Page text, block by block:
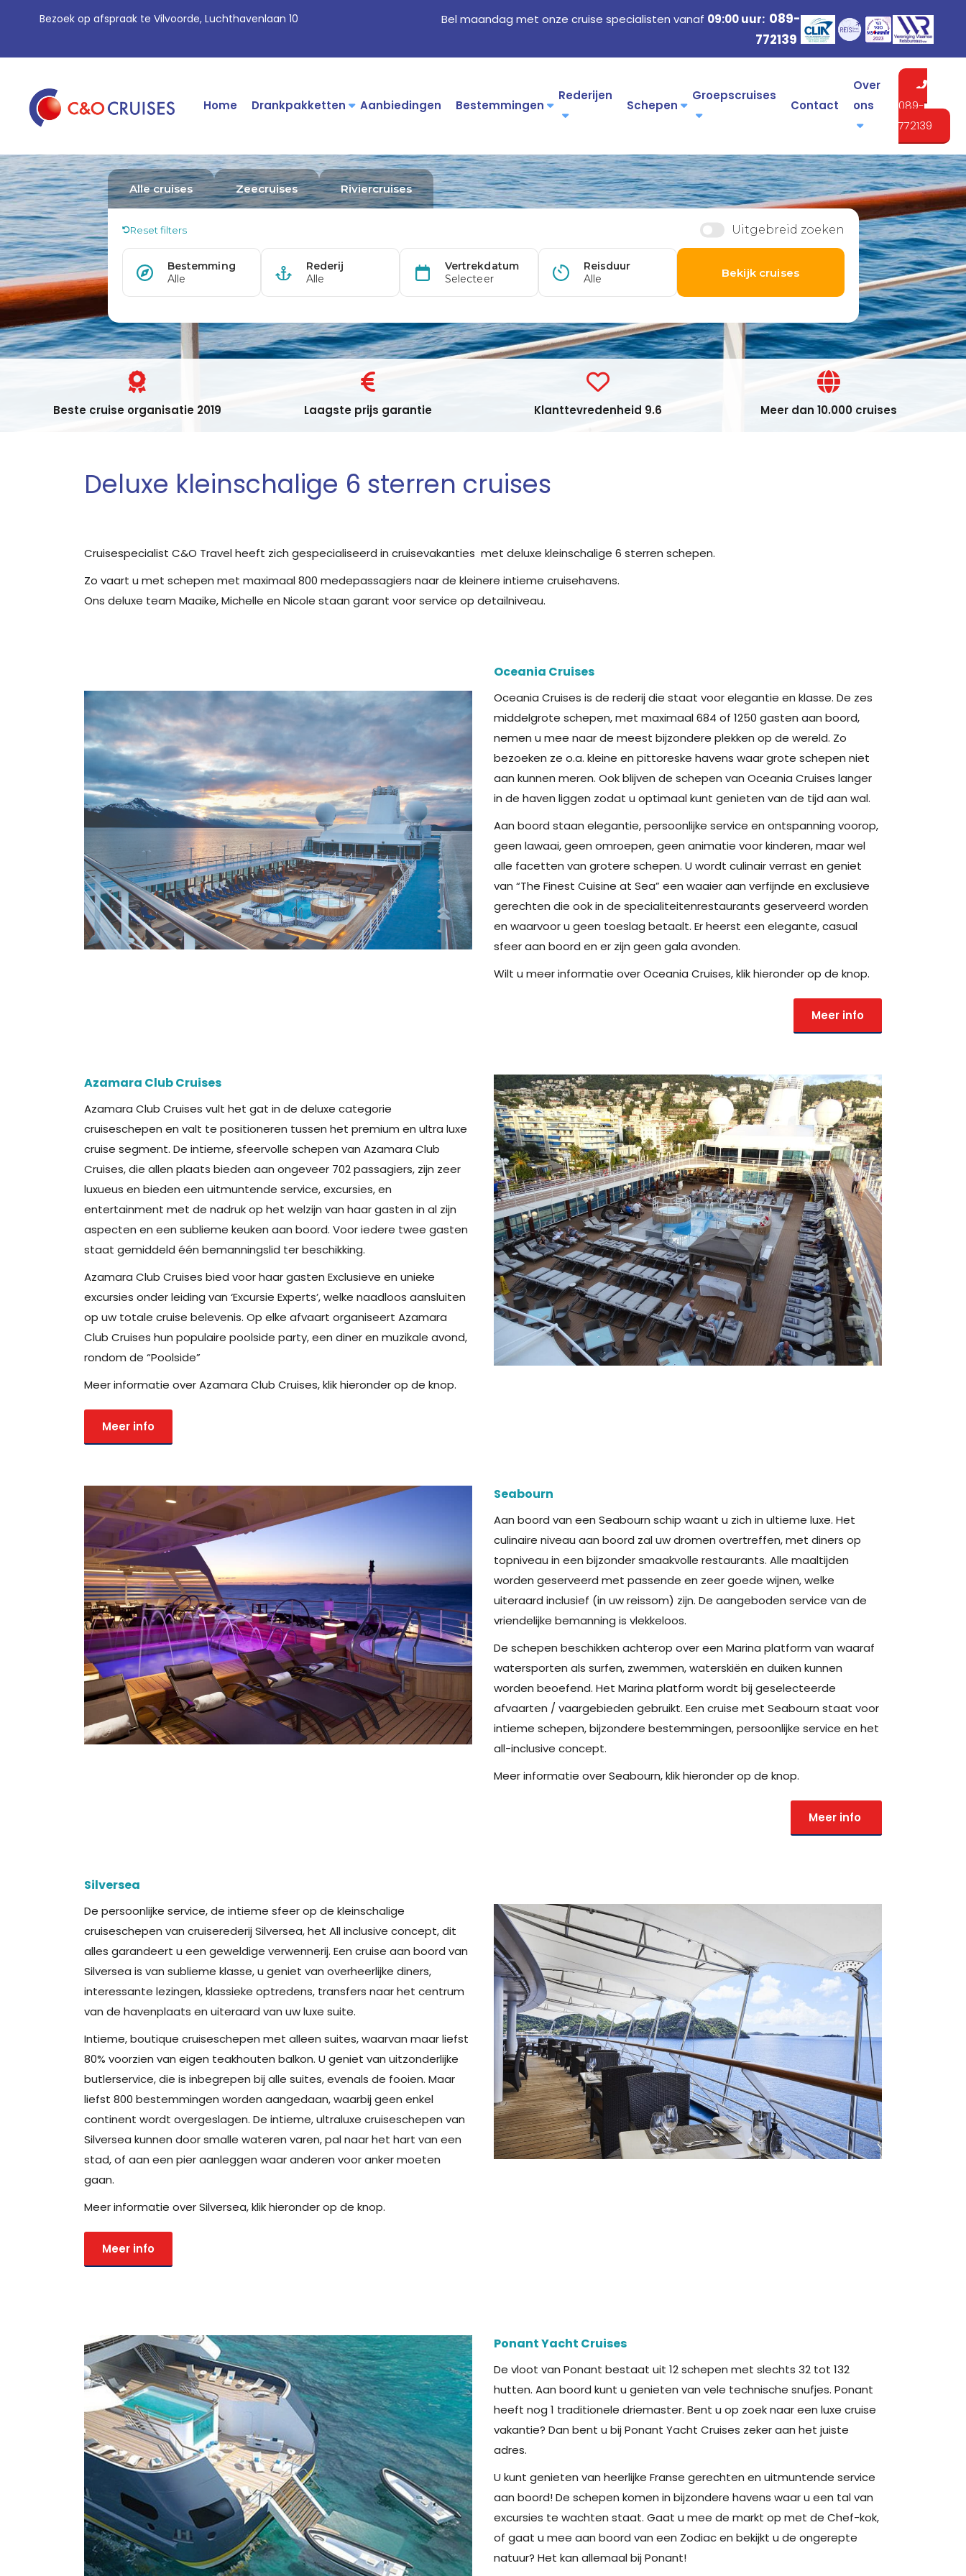
Bezoek op afspraak te Vilvoorde, Luchthavenlaan 10 Bel maandag met onze cruise specialisten vanaf 09:00 uur: 089-
772139
Home Drankpakketten Aanbiedingen Bestemmingen
Rederijen
Schepen
Groepscruises
Contact
Over
ons
089-
772139
Beste cruise organisatie 2019 Laagste prijs garantie Klanttevredenheid 9.6 Meer dan 10.000 cruises
Deluxe kleinschalige 6 sterren cruises
Cruisespecialist C&O Travel heeft zich gespecialiseerd in cruisevakanties met deluxe kleinschalige 6 sterren schepen.
Zo vaart u met schepen met maximaal 800 medepassagiers naar de kleinere intieme cruisehavens.
Ons deluxe team Maaike, Michelle en Nicole staan garant voor service op detailniveau.
Oceania Cruises
Oceania Cruises is de rederij die staat voor elegantie en klasse. De zes
middelgrote schepen, met maximaal 684 of 1250 gasten aan boord,
nemen u mee naar de meest bijzondere plekken op de wereld. Zo
bezoeken ze o.a. kleine en pittoreske havens waar grote schepen niet
aan kunnen meren. Ook blijven de schepen van Oceania Cruises langer
in de haven liggen zodat u optimaal kunt genieten van de tijd aan wal.
Aan boord staan elegantie, persoonlijke service en ontspanning voorop,
geen lawaai, geen omroepen, geen animatie voor kinderen, maar wel
alle facetten van grotere schepen. U wordt culinair verrast en geniet
van “The Finest Cuisine at Sea” een waaier aan verfijnde en exclusieve
gerechten die ook in de specialiteitenrestaurants geserveerd worden
en waarvoor u geen toeslag betaalt. Er heerst een elegante, casual
sfeer aan boord en er zijn geen gala avonden.
Wilt u meer informatie over Oceania Cruises, klik hieronder op de knop.
Meer info
Azamara Club Cruises
Azamara Club Cruises vult het gat in de deluxe categorie
cruiseschepen en valt te positioneren tussen het premium en ultra luxe
cruise segment. De intieme, sfeervolle schepen van Azamara Club
Cruises, die allen plaats bieden aan ongeveer 702 passagiers, zijn zeer
luxueus en bieden een uitmuntende service, excursies, en
entertainment met de nadruk op het welzijn van haar gasten in al zijn
aspecten en een sublieme keuken aan boord. Voor iedere twee gasten
staat gemiddeld één bemanningslid ter beschikking.
Azamara Club Cruises bied voor haar gasten Exclusieve en unieke
excursies onder leiding van ‘Excursie Experts’, welke naadloos aansluiten
op uw totale cruise belevenis. Op elke afvaart organiseert Azamara
Club Cruises hun populaire poolside party, een diner en muzikale avond,
rondom de “Poolside”
Meer informatie over Azamara Club Cruises, klik hieronder op de knop.
Meer info
Seabourn
Aan boord van een Seabourn schip waant u zich in ultieme luxe. Het
culinaire niveau aan boord zal uw dromen overtreffen, met diners op
topniveau in een bijzonder smaakvolle restaurants. Alle maaltijden
worden geserveerd met passende en zeer goede wijnen, welke
uiteraard inclusief (in uw reissom) zijn. De aangeboden service van de
vriendelijke bemanning is vlekkeloos.
De schepen beschikken achterop over een Marina platform van waaraf
watersporten als surfen, zwemmen, waterskiën en duiken kunnen
worden beoefend. Het Marina platform wordt bij geselecteerde
afvaarten / vaargebieden gebruikt. Een cruise met Seabourn staat voor
intieme schepen, bijzondere bestemmingen, persoonlijke service en het
all-inclusive concept.
Meer informatie over Seabourn, klik hieronder op de knop.
Meer info
Silversea
De persoonlijke service, de intieme sfeer op de kleinschalige
cruiseschepen van cruiserederij Silversea, het All inclusive concept, dit
alles garandeert u een geweldige verwennerij. Een cruise aan boord van
Silversea is van sublieme klasse, u geniet van overheerlijke diners,
interessante lezingen, klassieke optredens, transfers naar het centrum
van de havenplaats en uiteraard van uw luxe suite.
Intieme, boutique cruiseschepen met alleen suites, waarvan maar liefst
80% voorzien van eigen teakhouten balkon. U geniet van uitzonderlijke
butlerservice, die is inbegrepen bij alle suites, evenals de fooien. Maar
liefst 800 bestemmingen worden aangedaan, waarbij geen enkel
continent wordt overgeslagen. De intieme, ultraluxe cruiseschepen van
Silversea kunnen door smalle wateren varen, pal naar het hart van een
stad, of aan een pier aanleggen waar anderen voor anker moeten
gaan.
Meer informatie over Silversea, klik hieronder op de knop.
Meer info
Ponant Yacht Cruises
De vloot van Ponant bestaat uit 12 schepen met slechts 32 tot 132
hutten. Aan boord kunt u genieten van vele technische snufjes. Ponant
heeft nog 1 traditionele driemaster. Bent u op zoek naar een luxe cruise
vakantie? Dan bent u bij Ponant Yacht Cruises zeker aan het juiste
adres.
U kunt genieten van heerlijke Franse gerechten en uitmuntende service
aan boord! De schepen komen in bijzondere havens waar u een tal van
excursies te wachten staat. Gaat u mee de markt op met de Chef-kok,
of gaat u mee aan boord van een Zodiac en bekijkt u de ongerepte
natuur? Het kan allemaal bij Ponant!